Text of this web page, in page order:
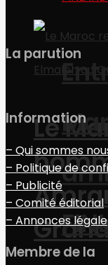
Le
La parution
Information
– Qui sommes
– Politique de
– Publicité
– Comité éditorial
– Annonces légale
Membre de la